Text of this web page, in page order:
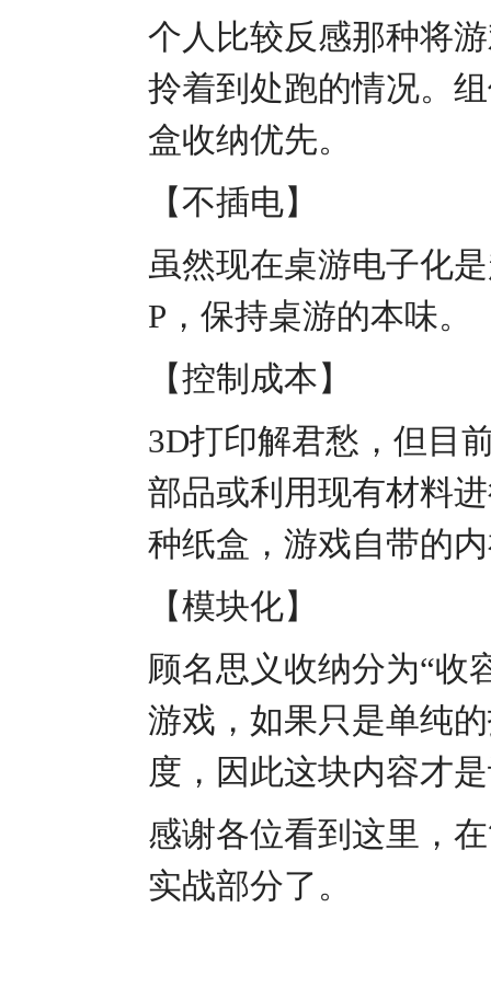
个人比较反感那种将
拎着到处跑的情况。
盒收纳优先。
【不插电】
虽然现在桌游电子化
P，保持桌游的本味。
【控制成本】
3D打印解君愁，但目
部品或利用现有材料
种纸盒，游戏自带的
【模块化】
顾名思义收纳分为“收
游戏，如果只是单纯
度，因此这块内容才
感谢各位看到这里，
实战部分了。